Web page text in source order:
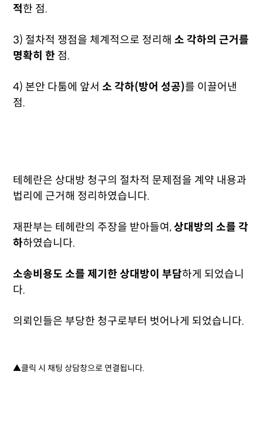
적한 점.
3) 절차적 쟁점을 체계적으로 정리해소 각하의 근거를
명확히 한 점.
4) 본안 다툼에 앞서소 각하(방어 성공)를 이끌어낸
점.
테헤란은 상대방 청구의 절차적 문제점을 계약 내용과
법리에 근거해 정리하였습니다.
재판부는 테헤란의 주장을 받아들여,상대방의 소를 각
하하였습니다.
소송비용도 소를 제기한 상대방이 부담하게 되었습니
다.
의뢰인들은 부당한 청구로부터 벗어나게 되었습니다.
▲클릭 시 채팅 상담창으로 연결됩니다.